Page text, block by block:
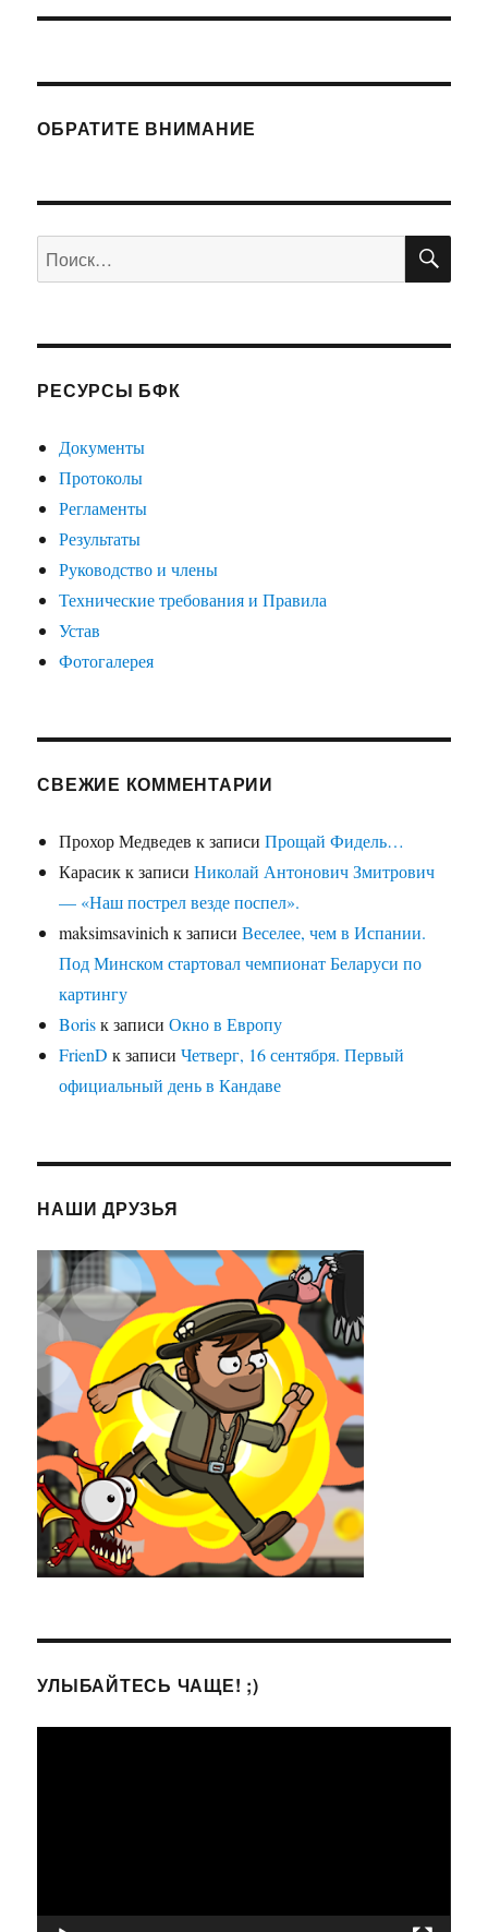
ОБРАТИТЕ ВНИМАНИЕ
Искать:
РЕСУРСЫ БФК
Документы
Протоколы
Регламенты
Результаты
Руководство и члены
Технические требования и Правила
Устав
Фотогалерея
СВЕЖИЕ КОММЕНТАРИИ
Прохор Медведев к записиПрощай Фидель…
Карасикк записиНиколай Антонович Змитрович
— «Наш пострел везде поспел».
maksimsavinich к записиВеселее, чем в Испании.
Под Минском стартовал чемпионат Беларуси по
картингу
Borisк записиОкно в Европу
FrienD к записиЧетверг, 16 сентября. Первый
официальный день в Кандаве
НАШИ ДРУЗЬЯ
УЛЫБАЙТЕСЬ ЧАЩЕ! ;)